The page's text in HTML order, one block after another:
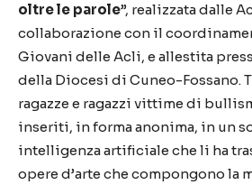
oltre le parole”, realizzata dalle
collaborazione con il
Giovani delle Acli, e allestita
della Diocesi di Cuneo-Fossano.
ragazze e ragazzi vittime di
inseriti, in forma anonima, in un
intelligenza artificiale che li ha
opere d’arte che compongono la